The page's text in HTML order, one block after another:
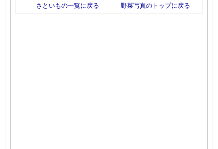
さといもの一覧に戻る 野菜写真のトップに戻る